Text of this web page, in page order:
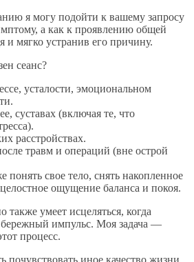
я могу подойти к вашему запросу
а как к проявлению общей
и мягко устранив его причину.
сеанс?
усталости, эмоциональном
суставах (включая те, что
расстройствах.
травм и операций (вне острой
понять свое тело, снять накопленное
ощущение баланса и покоя.
также умеет исцеляться, когда
импульс. Моя задача —
процесс.
почувствовать иное качество жизни